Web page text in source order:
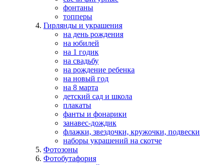
фонтаны
топперы
Гирлянды и украшения
на день рождения
на юбилей
на 1 годик
на свадьбу
на рождение ребенка
на новый год
на 8 марта
детский сад и школа
плакаты
фанты и фонарики
занавес-дождик
флажки, звездочки, кружочки, подвески
наборы украшений на скотче
Фотозоны
Фотобутафория